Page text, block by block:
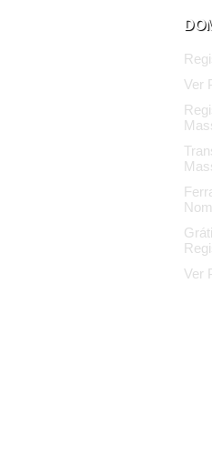
Ver
Ver